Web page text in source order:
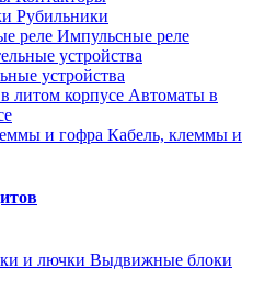
Рубильники
Импульсные реле
устройства
Автоматы в
Кабель, клеммы и
Выдвижные блоки